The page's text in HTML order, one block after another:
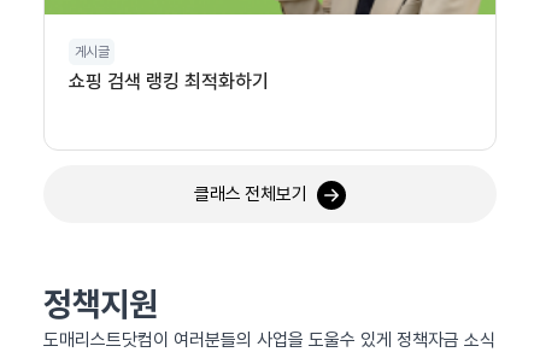
게시글
쇼핑 검색 랭킹 최적화하기
클래스 전체보기
정책지원
도매리스트닷컴이 여러분들의 사업을 도울수 있게 정책자금 소식